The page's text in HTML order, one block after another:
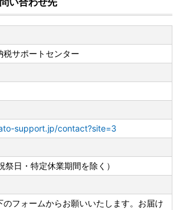
ワンストップ特例制度の手続きをスマホ
pass.jp/static/about
請についてご紹介しておりますのでご確
します。個人情報の保護は遷移先サイト
)
西郵便局私書箱第39号AT
ンストップ特例申請窓口
サポートセンター
support.jp/contact?site=3
祭日・特定休業期間を除く）
のフォームからお願いいたします。お届け